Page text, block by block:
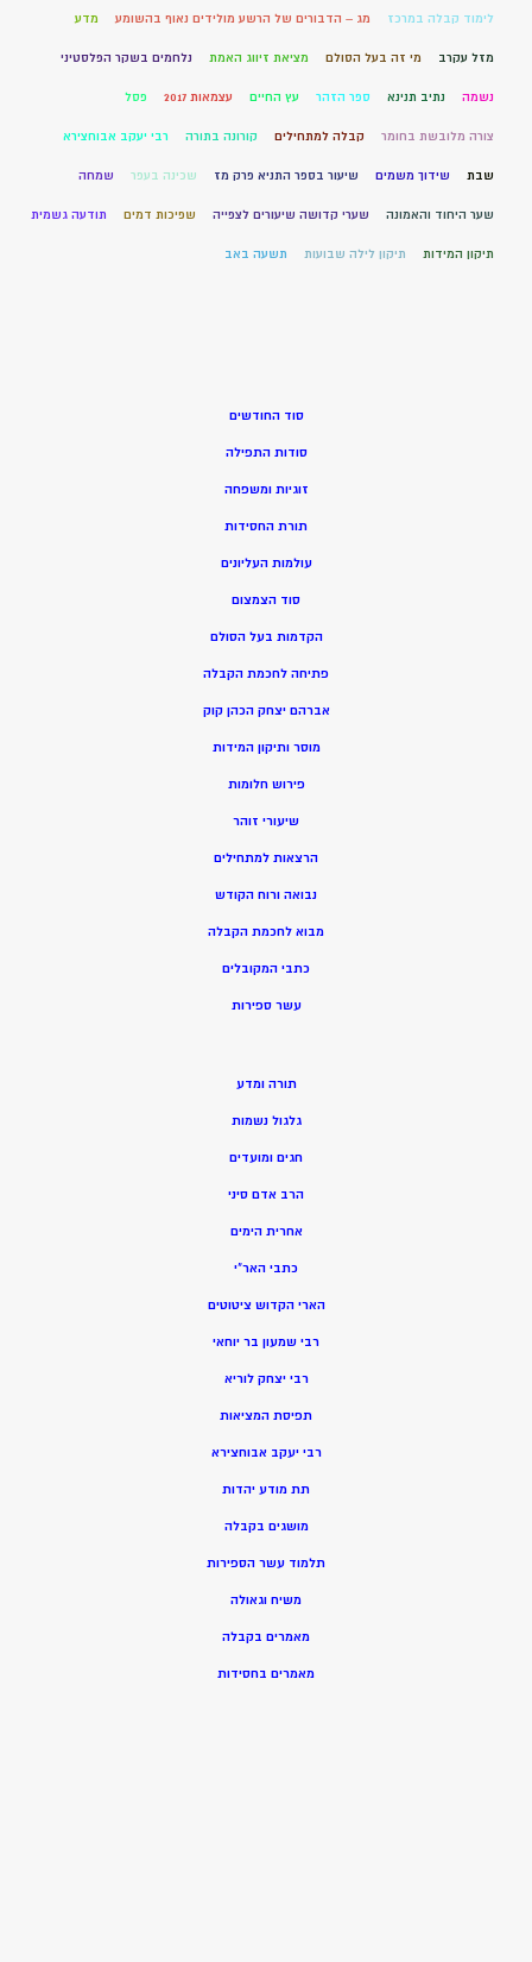
לימוד קבלה במרכז מג – הדבורים של הרשע מולידים נאוף בהשומע מדע
מזל עקרב מי זה בעל הסולם מציאת זיווג האמת נלחמים בשקר הפלסטיני
נשמה נתיב תנינא ספר הזהר עץ החיים עצמאות 2017 פסל
צורה מלובשת בחומר קבלה למתחילים קורונה בתורה רבי יעקב אבוחצירא
שבת שידוך משמים שיעור בספר התניא פרק מז שכינה בעפר שמחה
שער היחוד והאמונה שערי קדושה שיעורים לצפייה שפיכות דמים תודעה גשמית
תיקון המידות תיקון לילה שבועות תשעה באב
סוד החודשים
סודות התפילה
זוגיות ומשפחה
תורת החסידות
עולמות העליונים
סוד הצמצום
הקדמות בעל הסולם
פתיחה לחכמת הקבלה
אברהם יצחק הכהן קוק
מוסר ותיקון המידות
פירוש חלומות
שיעורי זוהר
הרצאות למתחילים
נבואה ורוח הקודש
מבוא לחכמת הקבלה
כתבי המקובלים
עשר ספירות
תורה ומדע
גלגול נשמות
חגים ומועדים
הרב אדם סיני
אחרית הימים
כתבי האר”י
הארי הקדוש ציטוטים
רבי שמעון בר יוחאי
רבי יצחק לוריא
תפיסת המציאות
רבי יעקב אבוחצירא
תת מודע יהדות
מושגים בקבלה
תלמוד עשר הספירות
משיח וגאולה
מאמרים בקבלה
מאמרים בחסידות